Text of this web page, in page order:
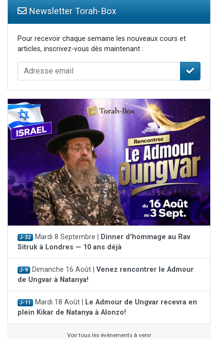
Newsletter Torah-Box
Pour recevoir chaque semaine les nouveaux cours et
articles, inscrivez-vous dès maintenant :
J-32 Mardi 8 Septembre |
Dinner d'hommage au Rav
Sitruk à Londres — 10 ans déjà
J-9 Dimanche 16 Août | Venez rencontrer le Admour
de Ungvar à Natanya!
J-11 Mardi 18 Août |
Le Admour de Ungvar recevra en
plein Kikar de Natanya à Alonzo!
Voir tous les événements à venir